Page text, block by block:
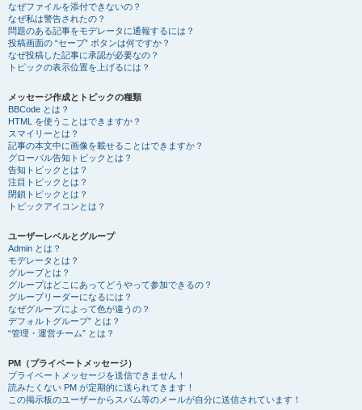
なぜファイルを添付できないの？
なぜ私は警告されたの？
問題のある記事をモデレータに通報するには？
投稿画面の “セーブ” ボタンは何ですか？
なぜ投稿した記事に承認が必要なの？
トピックの表示位置を上げるには？
メッセージ作成とトピックの種類
BBCode とは？
HTML を使うことはできますか？
スマイリーとは？
記事の本文中に画像を載せることはできますか？
グローバル告知トピックとは？
告知トピックとは？
注目トピックとは？
閉鎖トピックとは？
トピックアイコンとは？
ユーザーレベルとグループ
Admin とは？
モデレータとは？
グループとは？
グループはどこにあってどうやって参加できるの？
グループリーダーになるには？
なぜグループによって色が違うの？
デフォルトグループ” とは？
“管理・運営チーム” とは？
PM（プライベートメッセージ）
プライベートメッセージを送信できません！
読みたくない PM が定期的に送られてきます！
この掲示板のユーザーからスパム等のメールが自分に送信されています！